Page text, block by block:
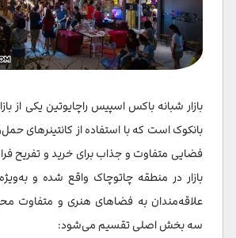
بازار شبانه باکس اسپیس راچایوتین یکی از
بانکوک است که با استفاده از کانتینرهای
فضایی متفاوت و جذاب برای خرید و تفریح
بازار در منطقه چاتوچاک واقع شده و
علاقه‌مندان به فضاهای هنری و متفاوت
سه بخش اصلی تقسیم می‌شود:​